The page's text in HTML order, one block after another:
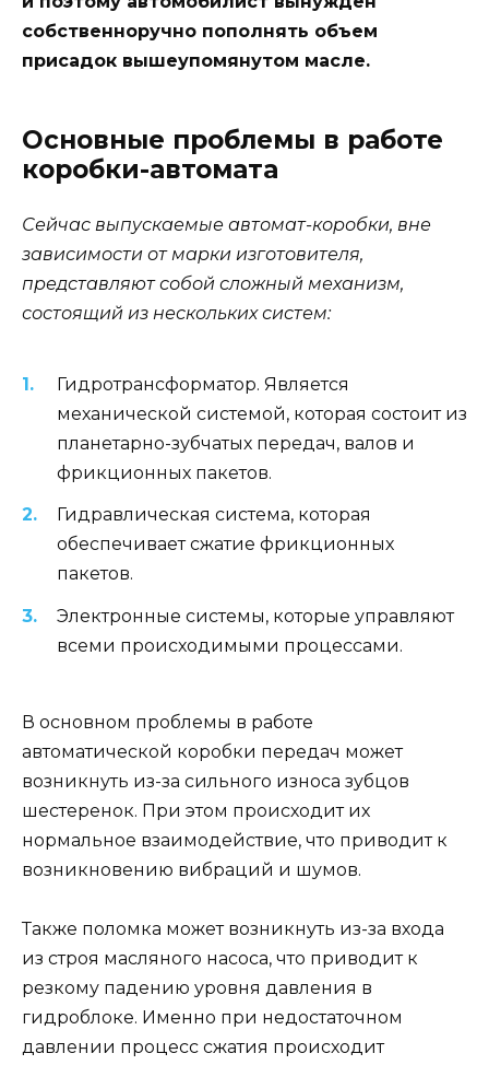
собственноручно пополнять объем
присадок вышеупомянутом масле.
Основные проблемы в работе
коробки-автомата
Сейчас выпускаемые автомат-коробки, вне
зависимости от марки изготовителя,
представляют собой сложный механизм,
состоящий из нескольких систем:
Гидротрансформатор. Является
механической системой, которая состоит из
планетарно-зубчатых передач, валов и
фрикционных пакетов.
Гидравлическая система, которая
обеспечивает сжатие фрикционных
пакетов.
Электронные системы, которые управляют
всеми происходимыми процессами.
В основном проблемы в работе
автоматической коробки передач может
возникнуть из-за сильного износа зубцов
шестеренок. При этом происходит их
нормальное взаимодействие, что приводит к
возникновению вибраций и шумов.
Также поломка может возникнуть из-за входа
из строя масляного насоса, что приводит к
резкому падению уровня давления в
гидроблоке. Именно при недостаточном
давлении процесс сжатия происходит